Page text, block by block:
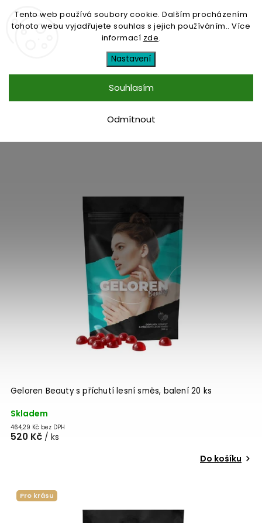
Tento web používá soubory cookie. Dalším procházením
tohoto webu vyjadřujete souhlas s jejich používáním.. Více
informací zde.
Nastavení
Odmítnout
Souhlasím
Otevřít filtr
Geloren Beauty s příchutí lesní směs, balení 20 ks
Skladem
464,29 Kč bez DPH
520 Kč / ks
Do košíku
Pro krásu